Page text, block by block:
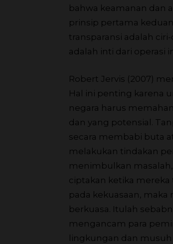
bahwa keamanan dan
prinsip pertama
transparansi adalah
adalah inti dari operasi
Robert Jervis (2007)
Hal ini penting karena
negara harus
dan yang potensial.
secara membabi buta
melakukan tindakan
menimbulkan
ciptakan ketika
pada kekuasaan,
berkuasa. Itulah
mengancam para
lingkungan dan